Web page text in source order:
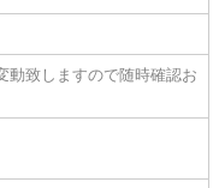
動致しますので随時確認お